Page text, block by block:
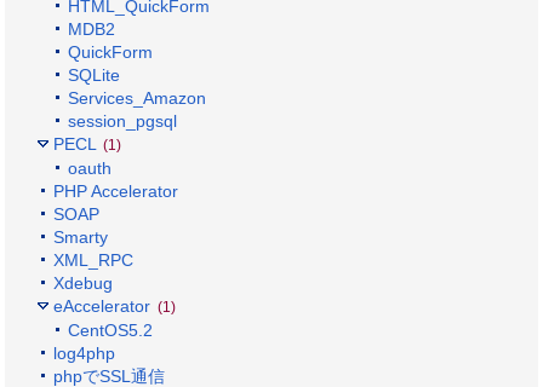
HTML_QuickForm
MDB2
QuickForm
SQLite
Services_Amazon
session_pgsql
PECL
(1)
oauth
PHP Accelerator
SOAP
Smarty
XML_RPC
Xdebug
eAccelerator (1)
CentOS5.2
log4php
phpでSSL通信